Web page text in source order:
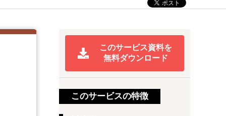
このサービス資料を
無料ダウンロード
このサービスの特徴